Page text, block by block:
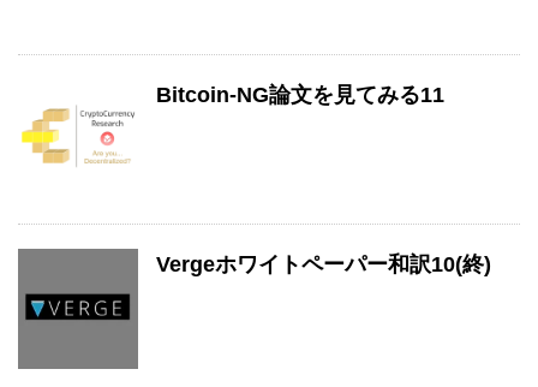
Bitcoin-NG論文を見てみる11
Vergeホワイトペーパー和訳10(終)